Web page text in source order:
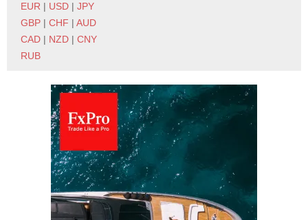
EUR | USD | JPY
GBP | CHF | AUD
CAD | NZD | CNY
RUB